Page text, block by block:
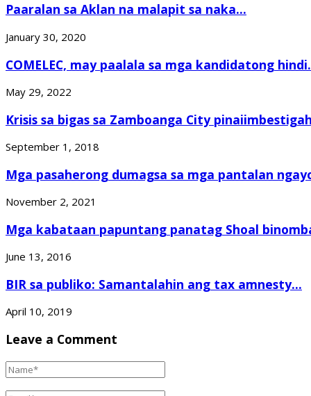
Paaralan sa Aklan na malapit sa naka...
January 30, 2020
COMELEC, may paalala sa mga kandidatong
May 29, 2022
Krisis sa bigas sa Zamboanga City
September 1, 2018
Mga pasaherong dumagsa sa mga pantalan
November 2, 2021
Mga kabataan papuntang panatag Shoal
June 13, 2016
BIR sa publiko: Samantalahin ang tax amnesty...
April 10, 2019
Leave a Comment